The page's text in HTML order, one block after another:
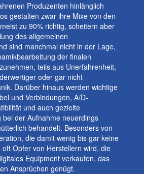
Produzenten hinlänglich
gestalten zwar ihre Mixe von den
zu 90% richtig, scheitern aber
des allgemeinen
sind manchmal nicht in der Lage,
der finalen
teils aus Unerfahrenheit,
oder gar nicht
Darüber hinaus werden wichtige
und Verbindungen, A/D-
und auch gezielte
bei der Aufnahme neuerdings
behandelt. Besonders von
die damit wenig bis gar keine
Opfer von Herstellern wird, die
Equipment verkaufen, das
Ansprüchen genügt.